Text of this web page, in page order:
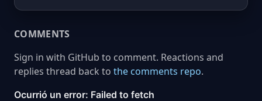
COMMENTS
Sign in with GitHub to comment. Reactions and
replies thread back to the comments repo.